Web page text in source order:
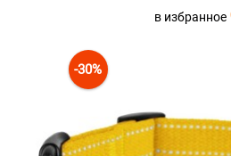
в избранное
-30%